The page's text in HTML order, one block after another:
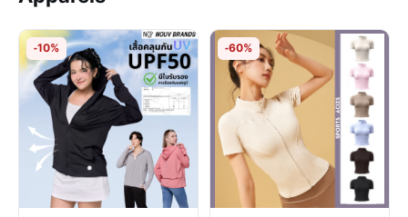
-10% -60%